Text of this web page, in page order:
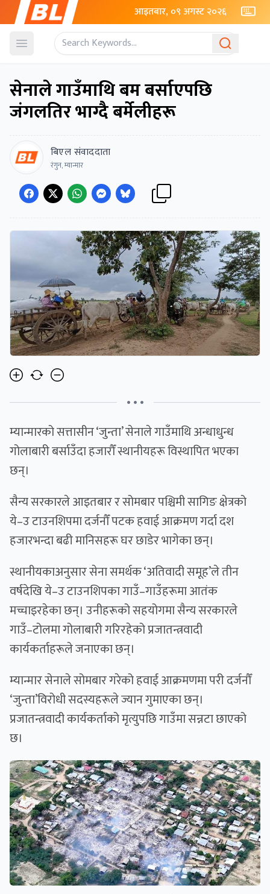
आइतबार, ०९ अगस्ट २०२६
Open menu
सेनाले गाउँमाथि बम बर्साएपछि
जंगलतिर भाग्दै बर्मेलीहरू
बिएल संवाददाता
रंगुन, म्यान्मार
• • •
म्यान्मारको सत्तासीन ‘जुन्ता’ सेनाले गाउँमाथि अन्धाधुन्ध
गोलाबारी बर्साउँदा हजारौँ स्थानीयहरू विस्थापित भएका
छन्।
सैन्य सरकारले आइतबार र सोमबार पश्चिमी सागिङ क्षेत्रको
ये–उ टाउनशिपमा दर्जनौँ पटक हवाई आक्रमण गर्दा दश
हजारभन्दा बढी मानिसहरू घर छाडेर भागेका छन्।
स्थानीयकाअनुसार सेना समर्थक ‘अतिवादी समूह’ले तीन
वर्षदेखि ये–उ टाउनशिपका गाउँ–गाउँहरूमा आतंक
मच्चाइरहेका छन्। उनीहरूको सहयोगमा सैन्य सरकारले
गाउँ–टोलमा गोलाबारी गरिरहेको प्रजातन्त्रवादी
कार्यकर्ताहरूले जनाएका छन्।
म्यान्मार सेनाले सोमबार गरेको हवाई आक्रमणमा परी दर्जनौँ
‘जुन्ता’विरोधी सदस्यहरूले ज्यान गुमाएका छन्।
प्रजातन्त्रवादी कार्यकर्ताको मृत्युपछि गाउँमा सन्नटा छाएको
छ।